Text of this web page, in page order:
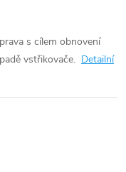
s cílem obnovení
vstřikovače. Detailní